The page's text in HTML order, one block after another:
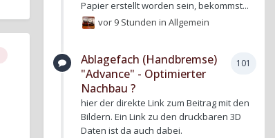
Papier erstellt worden sein, bekommst...
vor 9 Stunden inAllgemein
101
Ablagefach (Handbremse)
"Advance" - Optimierter
Nachbau ?
hier der direkte Link zum Beitrag mit den
Bildern. Ein Link zu den druckbaren 3D
Daten ist da auch dabei.